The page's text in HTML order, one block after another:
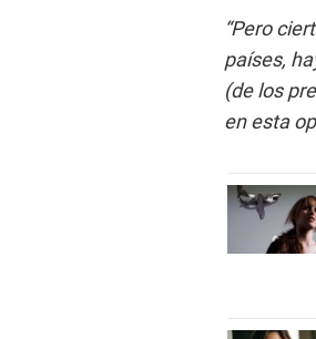
“Pero
países,
(de los
en esta